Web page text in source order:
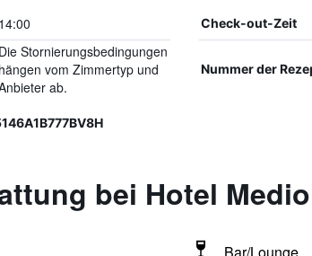
14:00 Check-out-Zeit
Die Stornierungsbedingungen
hängen vom Zimmertyp und
ab.
Nummer der
bei Hotel